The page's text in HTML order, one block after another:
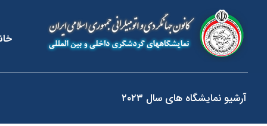
آرشیو نمایشگاه های سال ۲۰۲۳